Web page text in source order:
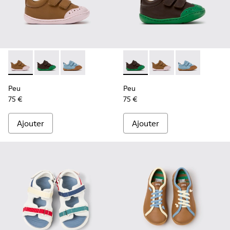
Peu - K800708-003 - Chaussures en cuir marron pour
Peu - K800708-004 - Chaussures en cuir marron
Peu - K800708-002
Peu
75 €
Ajouter
Peu - K800708-004 -
Peu - K800708-003
Peu -
Peu
75 €
Ajouter